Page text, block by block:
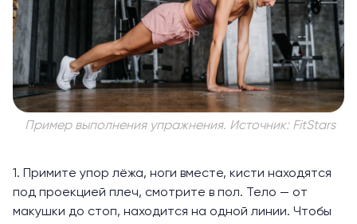
Пример выполнения упражнения. Источник: FitStars
1. Примите упор лёжа, ноги вместе, кисти находятся
под проекцией плеч, смотрите в пол. Тело — от
макушки до стоп, находится на одной линии. Чтобы